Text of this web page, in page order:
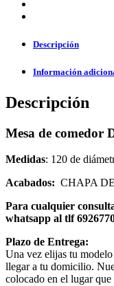
Descripción
Información
Descripción
Mesa de comedor
Medidas: 120 de
Acabados: CHAPA
Para cualquier
whatsapp al tlf
Plazo de Entrega:
Una vez elijas tu
llegar a tu domicilio.
colocado en el lugar